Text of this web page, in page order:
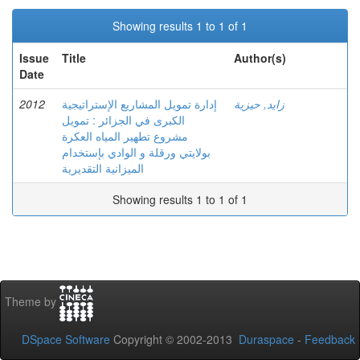
Showing results 1 to 1 of 1
Issue
Date
Title Author(s)
2012
إدارة تمويل المشاريع الإستراتيجية
الكبرى في الجزائر : تمويل
مشروع تطهير المياه العكرة
بولايتي ورقلة و الوادي بإستخدام
الميزانية التقديرية
زايد, حيزية
Showing results 1 to 1 of 1
Theme by
DSpace Software Copyright © 2002-2013 Duraspace - Feedback